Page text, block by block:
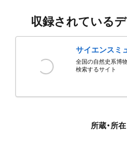
収録されている
サイエンスミ
全国の自然史系博
検索するサイト
所蔵・所在